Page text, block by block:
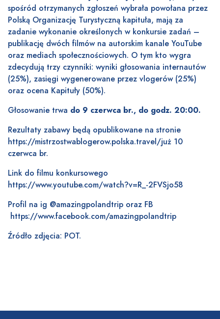
spośród otrzymanych zgłoszeń wybrała powołana przez
Polską Organizację Turystyczną kapituła, mają za
zadanie wykonanie określonych w konkursie zadań –
publikację dwóch filmów na autorskim kanale YouTube
oraz mediach społecznościowych. O tym kto wygra
zdecydują trzy czynniki: wyniki głosowania internautów
(25%), zasięgi wygenerowane przez vlogerów (25%)
oraz ocena Kapituły (50%).
Głosowanie trwa do 9 czerwca br., do godz. 20:00.
Rezultaty zabawy będą opublikowane na stronie
https://mistrzostwablogerow.polska.travel/już 10
czerwca br.
Link do filmu konkursowego
https://www.youtube.com/watch?v=R_-2FVSjo58
Profil na ig @amazingpolandtrip oraz FB
https://www.facebook.com/amazingpolandtrip
Źródło zdjęcia: POT.